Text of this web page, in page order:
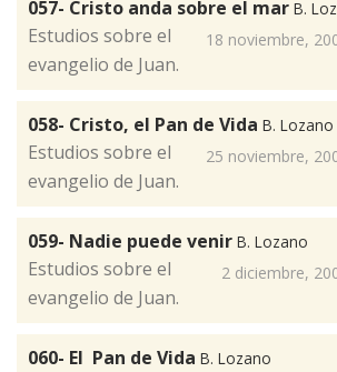
057- Cristo anda sobre el mar B.
18 noviembre,
​Estudios sobre el
evangelio de Juan.
058- Cristo, el Pan de Vida B. Lozano
25 noviembre,
​Estudios sobre el
evangelio de Juan.
059- Nadie puede venir B. Lozano
2 diciembre,
​Estudios sobre el
evangelio de Juan.
060- El Pan de Vida B. Lozano